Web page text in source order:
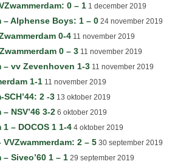
0 – 1 1 december 2019
– Alphense Boys: 1 – 0 24 november 2019
0-4 11 november 2019
0 – 3 11 november 2019
– vv Zevenhoven 1-3 11 november 2019
1-1 11 november 2019
2 -3 13 oktober 2019
NSV’46 3-2 6 oktober 2019
– DOCOS 1 1-4 4 oktober 2019
2 – 5 30 september 2019
Siveo’60 1 – 1 29 september 2019